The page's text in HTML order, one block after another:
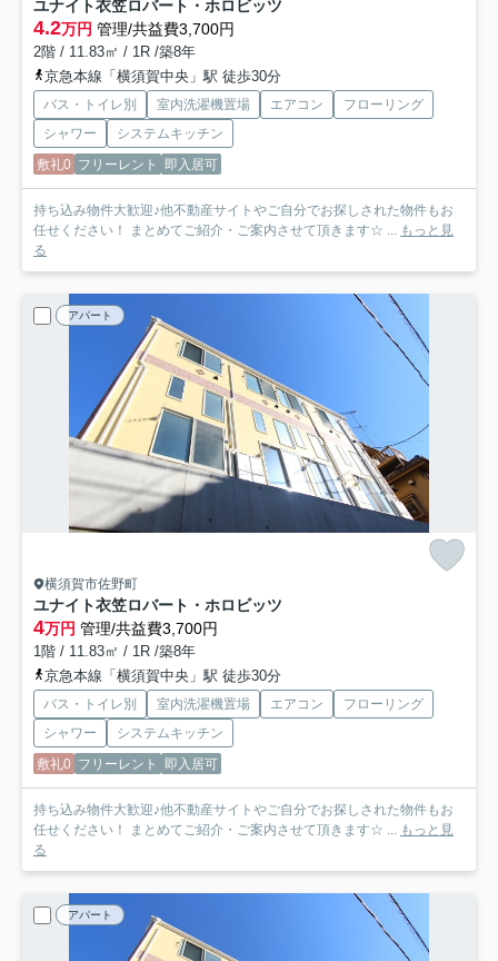
ユナイト衣笠ロバート・ホロビッツ
4.2万円 管理/共益費3,700円
2階 / 11.83㎡ / 1R /築8年
京急本線「横須賀中央」駅 徒歩30分
バス・トイレ別 室内洗濯機置場 エアコン
フローリング
シャワー
システムキッチン
敷礼0 フリーレント 即入居可
持ち込み物件大歓迎♪他不動産サイトやご自分でお探しされた物件もお
任せください！ まとめてご紹介・ご案内させて頂きます☆ ... もっと見
る
アパート
横須賀市佐野町
ユナイト衣笠ロバート・ホロビッツ
4万円 管理/共益費3,700円
1階 / 11.83㎡ / 1R /築8年
京急本線「横須賀中央」駅 徒歩30分
バス・トイレ別 室内洗濯機置場 エアコン
フローリング
シャワー
システムキッチン
敷礼0 フリーレント 即入居可
持ち込み物件大歓迎♪他不動産サイトやご自分でお探しされた物件もお
任せください！ まとめてご紹介・ご案内させて頂きます☆ ... もっと見
る
アパート